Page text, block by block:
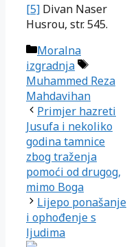
[5] Divan Naser
Husrou, str. 545.
Kategorije
Moralna
izgradnja
Oznake
Muhammed Reza
Mahdavihan
Primjer hazreti
Jusufa i nekoliko
godina tamnice
zbog traženja
pomoći od drugog,
mimo Boga
Lijepo ponašanje
i ophođenje s
ljudima